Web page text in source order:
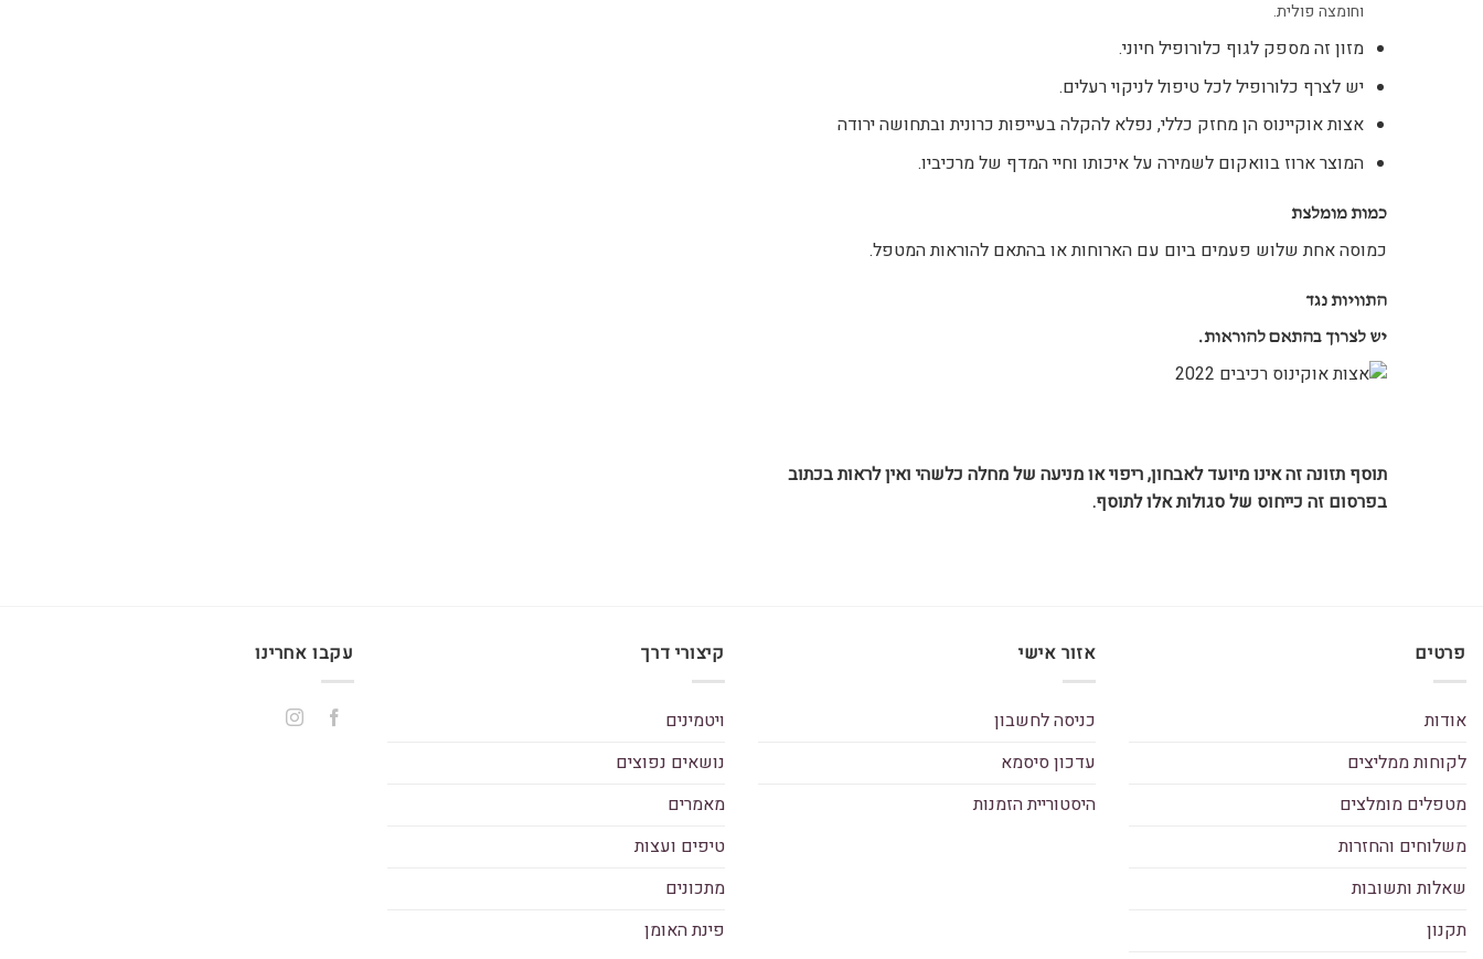
וחומצה פולית.
מזון זה מספק לגוף כלורופיל חיוני.
יש לצרף כלורופיל לכל טיפול לניקוי רעלים.
אצות אוקיינוס הן מחזק כללי, נפלא להקלה בעייפות כרונית ובתחושה ירודה
המוצר ארוז בוואקום לשמירה על איכותו וחיי המדף של מרכיביו.
כמות מומלצת
כמוסה אחת שלוש פעמים ביום עם הארוחות או בהתאם להוראות המטפל.
התוויות נגד
יש לצרוך בהתאם להוראות.
תוסף תזונה זה אינו מיועד לאבחון, ריפוי או מניעה של מחלה כלשהי ואין לראות בכתוב
בפרסום זה כייחוס של סגולות אלו לתוסף.
פרטים
אודות
לקוחות ממליצים
מטפלים מומלצים
משלוחים והחזרות
שאלות ותשובות
תקנון
אזור אישי
כניסה לחשבון
עדכון סיסמא
היסטוריית הזמנות
קיצורי דרך
ויטמינים
נושאים נפוצים
מאמרים
טיפים ועצות
מתכונים
פינת האומן
עקבו אחרינו